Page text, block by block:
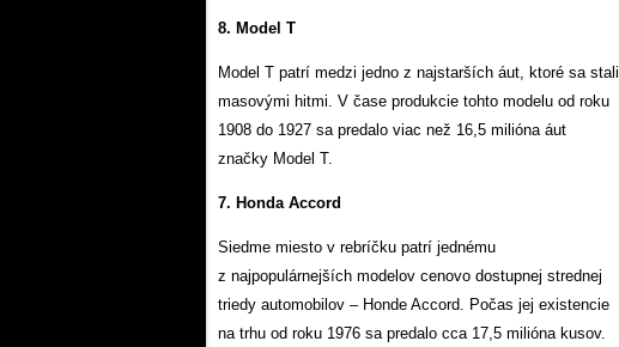
8. Model T
Model T patrí medzi jedno z najstarších áut, ktoré sa stali
masovými hitmi. V čase produkcie tohto modelu od roku
1908 do 1927 sa predalo viac než 16,5 milióna áut
značky Model T.
7. Honda Accord
Siedme miesto v rebríčku patrí jednému
z najpopulárnejších modelov cenovo dostupnej strednej
triedy automobilov – Honde Accord. Počas jej existencie
na trhu od roku 1976 sa predalo cca 17,5 milióna kusov.